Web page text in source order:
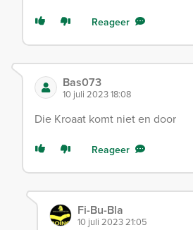
Reageer
Bas073
10 juli 2023 18:08
Die Kroaat komt niet en door
Reageer
Fi-Bu-Bla
10 juli 2023 21:05